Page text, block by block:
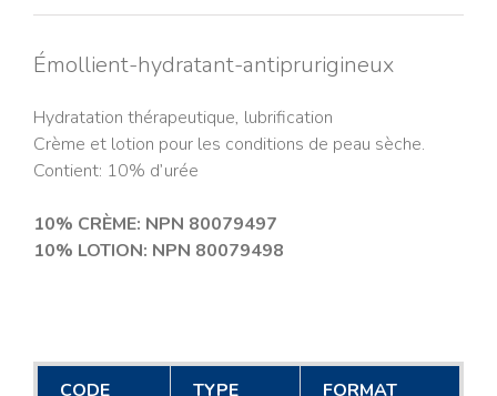
Émollient-hydratant-antiprurigineux
Hydratation thérapeutique, lubrification
Crème et lotion pour les conditions de peau sèche.
Contient: 10% d’urée
10% CRÈME: NPN 80079497
10% LOTION: NPN 80079498
CODE TYPE FORMAT